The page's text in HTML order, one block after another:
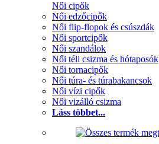
Női cipők
Női edzőcipők
Női flip-flopok és csúszdák
Női sportcipők
Női szandálok
Női téli csizma és hótaposók
Női tornacipők
Női túra- és túrabakancsok
Női vízi cipők
Női vizálló csizma
Láss többet...